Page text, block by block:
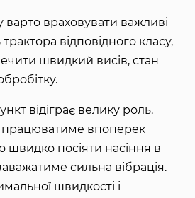
враховувати важливі
відповідного класу,
швидкий висів, стан
відіграє велику роль.
працюватиме впоперек
швидко посіяти насіння в
сильна вібрація.
швидкості і